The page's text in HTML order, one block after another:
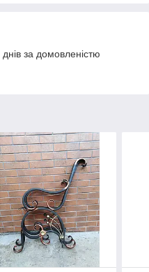
за домовленістю